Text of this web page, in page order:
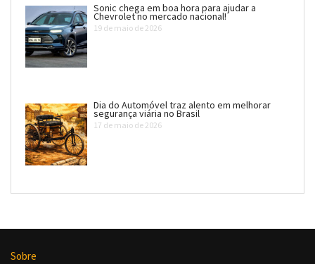
Sonic chega em boa hora para ajudar a
Chevrolet no mercado nacional!
19 de maio de 2026
Dia do Automóvel traz alento em melhorar
segurança viária no Brasil
17 de maio de 2026
Sobre